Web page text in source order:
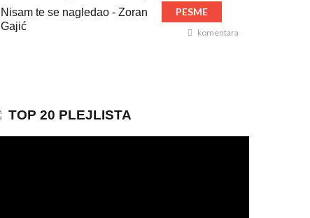
Nisam te se nagledao - Zoran
Gajić
PESME
komentara
TOP 20 PLEJLISTA